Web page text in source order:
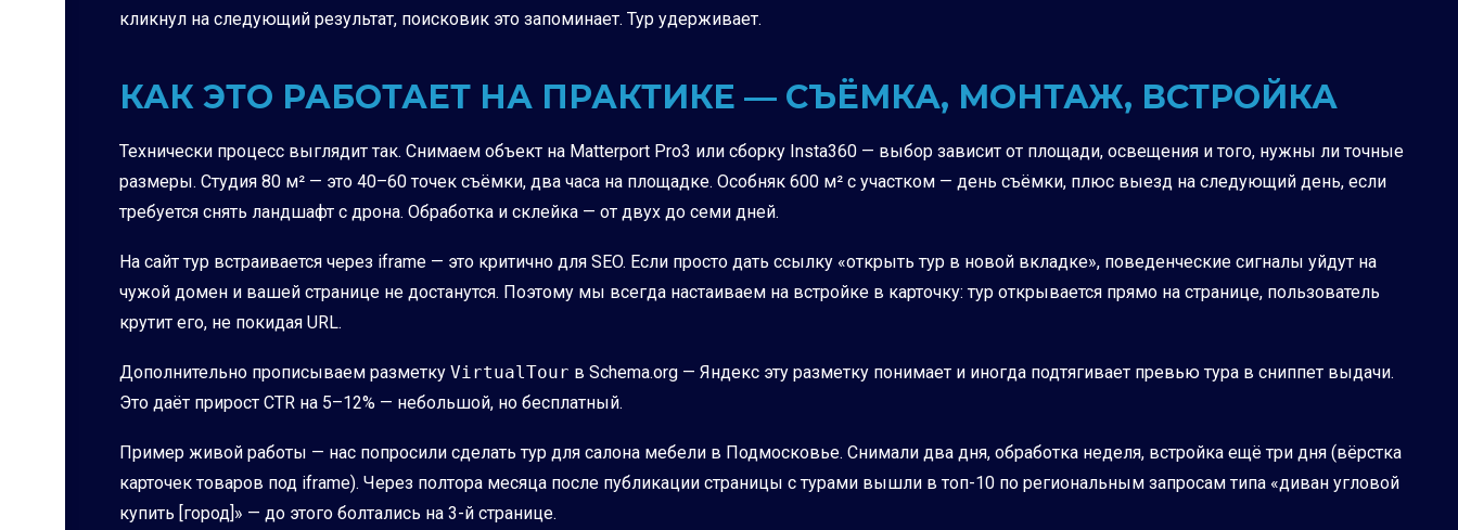
кликнул на следующий результат, поисковик это запоминает. Тур удерживает.
КАК ЭТО РАБОТАЕТ НА ПРАКТИКЕ — СЪЁМКА, МОНТАЖ, ВСТРОЙКА
Технически процесс выглядит так. Снимаем объект на Matterport Pro3 или сборку Insta360 — выбор зависит от площади, освещения и того, нужны ли точные
размеры. Студия 80 м² — это 40–60 точек съёмки, два часа на площадке. Особняк 600 м² с участком — день съёмки, плюс выезд на следующий день, если
требуется снять ландшафт с дрона. Обработка и склейка — от двух до семи дней.
На сайт тур встраивается через iframe — это критично для SEO. Если просто дать ссылку «открыть тур в новой вкладке», поведенческие сигналы уйдут на
чужой домен и вашей странице не достанутся. Поэтому мы всегда настаиваем на встройке в карточку: тур открывается прямо на странице, пользователь
крутит его, не покидая URL.
Дополнительно прописываем разметку VirtualTour в Schema.org — Яндекс эту разметку понимает и иногда подтягивает превью тура в сниппет выдачи.
Это даёт прирост CTR на 5–12% — небольшой, но бесплатный.
Пример живой работы — нас попросили сделать тур для салона мебели в Подмосковье. Снимали два дня, обработка неделя, встройка ещё три дня (вёрстка
карточек товаров под iframe). Через полтора месяца после публикации страницы с турами вышли в топ-10 по региональным запросам типа «диван угловой
купить [город]» — до этого болтались на 3-й странице.